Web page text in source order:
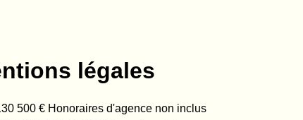
légales
500 € Honoraires d'agence non inclus